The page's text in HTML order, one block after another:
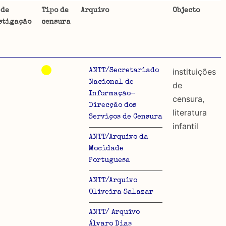
uma
Tipo de
censura
Arquivo Objecto
ANTT/Secretariado
Nacional de
Informação-
Direcção dos
Serviços de Censura
ANTT/Arquivo da
Mocidade
Portuguesa
ANTT/Arquivo
Oliveira Salazar
ANTT/ Arquivo
Álvaro Dias
instituições
de
censura,
literatura
infantil